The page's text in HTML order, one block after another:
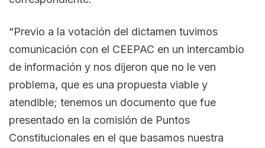
“Previo a la votación del dictamen tuvimos
comunicación con el CEEPAC en un intercambio
de información y nos dijeron que no le ven
problema, que es una propuesta viable y
atendible; tenemos un documento que fue
presentado en la comisión de Puntos
Constitucionales en el que basamos nuestra